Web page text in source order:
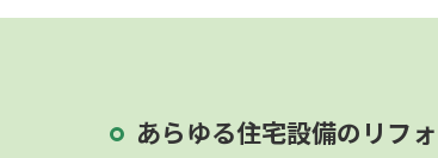
あらゆる住宅設備のリフ